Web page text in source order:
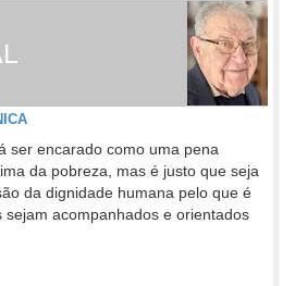
ser encarado como uma pena
da pobreza, mas é justo que seja
da dignidade humana pelo que é
sejam acompanhados e orientados